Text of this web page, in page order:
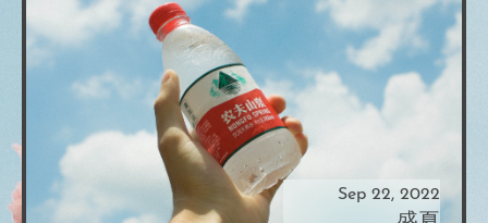
Sep 22, 2022